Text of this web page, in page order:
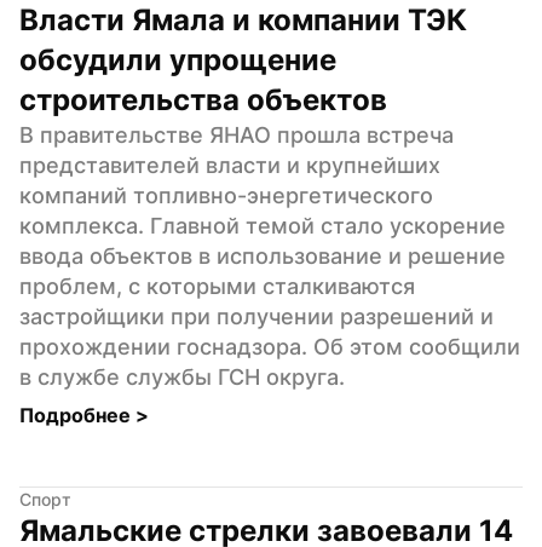
Власти Ямала и компании ТЭК
обсудили упрощение
строительства объектов
В правительстве ЯНАО прошла встреча
представителей власти и крупнейших
компаний топливно-энергетического
комплекса. Главной темой стало ускорение
ввода объектов в использование и решение
проблем, с которыми сталкиваются
застройщики при получении разрешений и
прохождении госнадзора. Об этом сообщили
в службе службы ГСН округа.
Подробнее >
Спорт
Ямальские стрелки завоевали 14